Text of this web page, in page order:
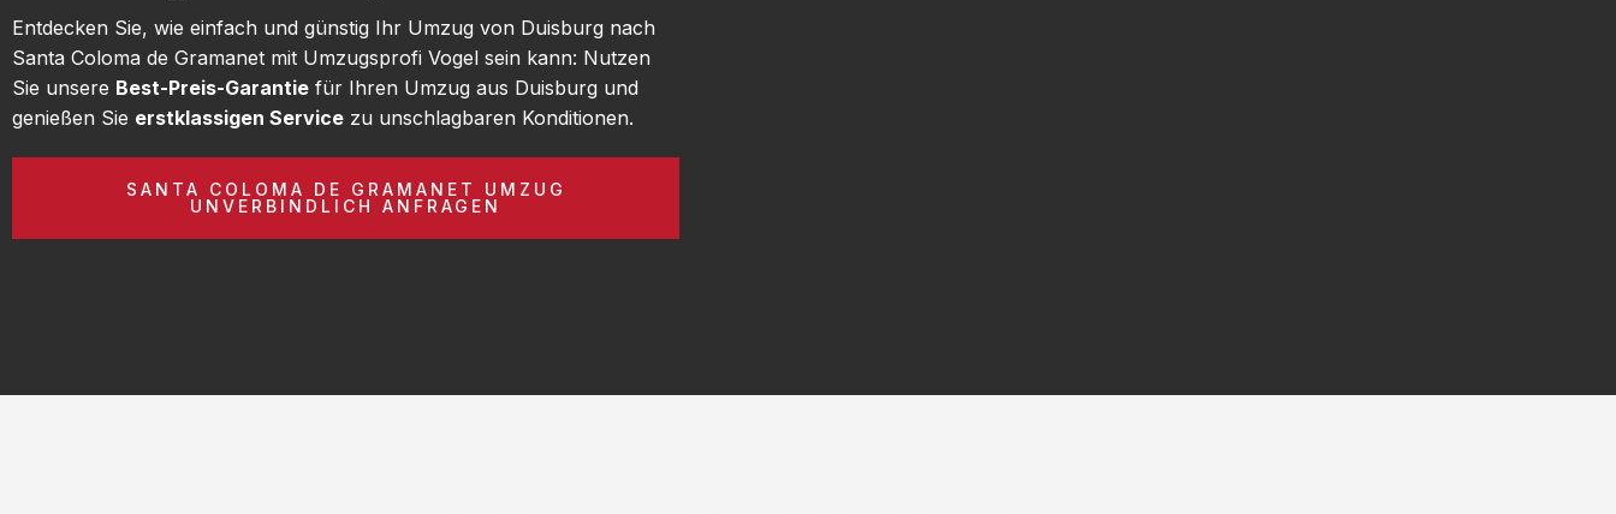
Entdecken Sie, wie einfach und günstig Ihr Umzug von Duisburg nach
Santa Coloma de Gramanet mit Umzugsprofi Vogel sein kann: Nutzen
Sie unsere Best-Preis-Garantie für Ihren Umzug aus Duisburg und
genießen Sie erstklassigen Service zu unschlagbaren Konditionen.
SANTA COLOMA DE GRAMANET UMZUG
UNVERBINDLICH ANFRAGEN